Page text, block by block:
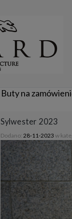
Buty na
Sylwester 2023
Dodano: 28-11-2023 w